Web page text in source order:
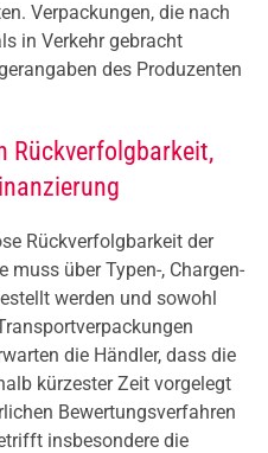
Verpackungen, die nach
in Verkehr gebracht
des Produzenten
Rückverfolgbarkeit,
Rückverfolgbarkeit der
muss über Typen-, Chargen-
werden und sowohl
die Händler, dass die
kürzester Zeit vorgelegt
Bewertungsverfahren
insbesondere die